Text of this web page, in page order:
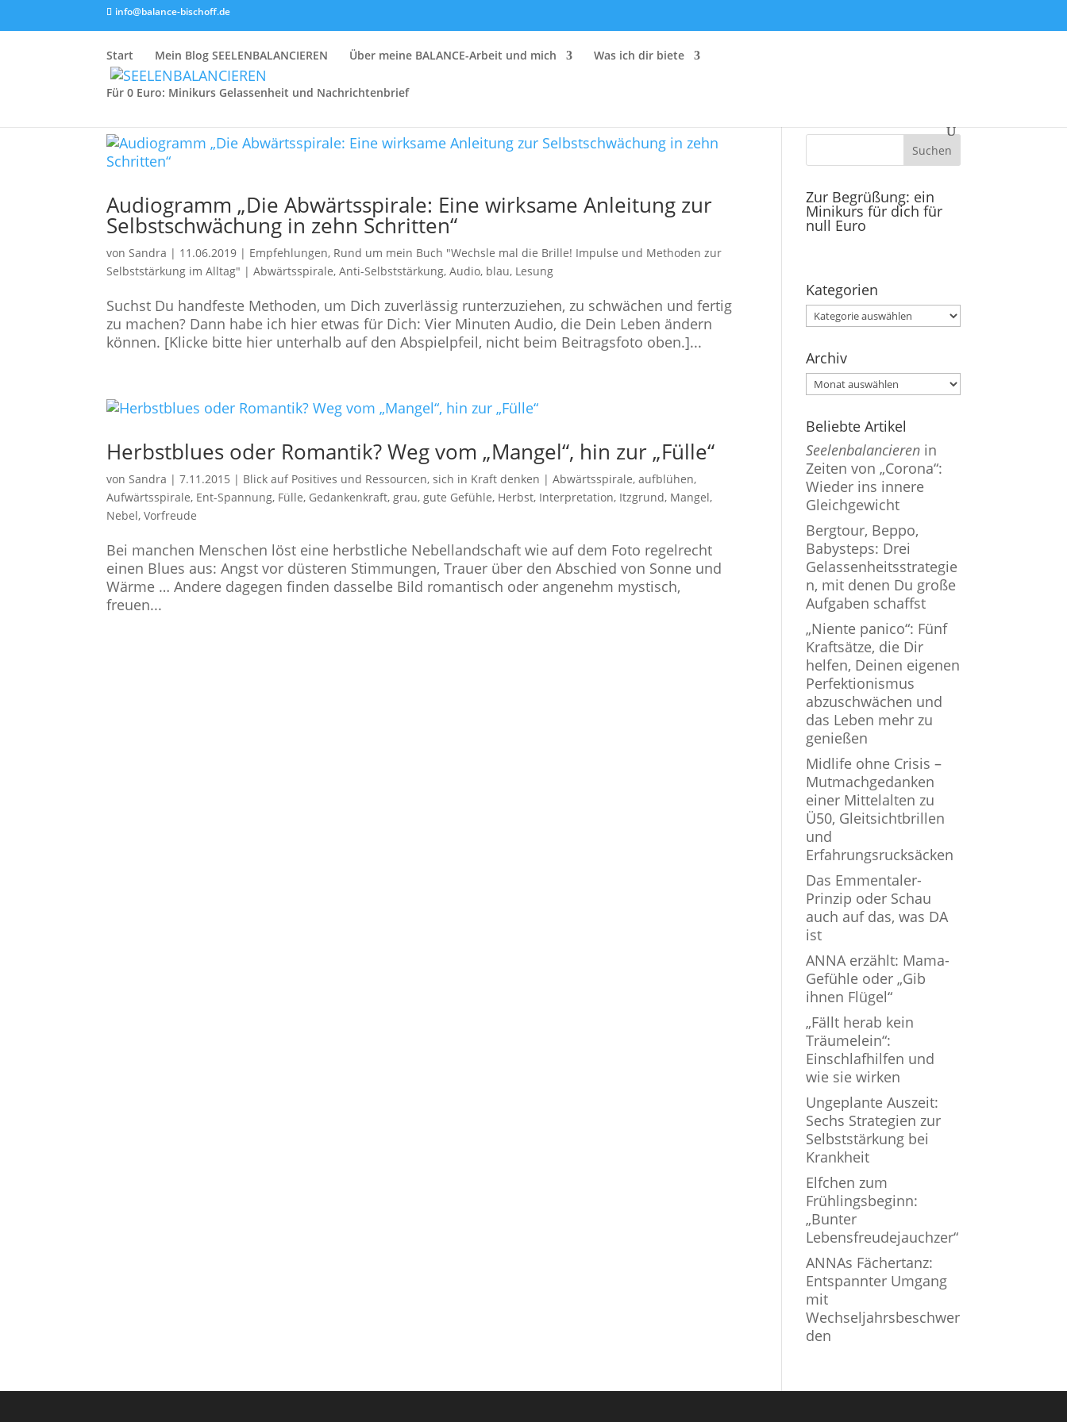
info@balance-bischoff.de
Start Mein Blog SEELENBALANCIEREN Über meine BALANCE-Arbeit und mich Was ich dir biete
Für 0 Euro: Minikurs Gelassenheit und Nachrichtenbrief
Audiogramm „Die Abwärtsspirale: Eine wirksame Anleitung zur
Selbstschwächung in zehn Schritten“
vonSandra | 11.06.2019 | Empfehlungen, Rund um mein Buch "Wechsle mal die Brille! Impulse und Methoden zur
Selbststärkung im Alltag" |Abwärtsspirale,Anti-Selbststärkung,Audio, blau, Lesung
Suchst Du handfeste Methoden, um Dich zuverlässig runterzuziehen, zu schwächen und fertig
zu machen? Dann habe ich hier etwas für Dich: Vier Minuten Audio, die Dein Leben ändern
können. [Klicke bitte hier unterhalb auf den Abspielpfeil, nicht beim Beitragsfoto oben.]...
Herbstblues oder Romantik? Weg vom „Mangel“, hin zur „Fülle“
vonSandra |7.11.2015 | Blick auf Positives und Ressourcen,sich in Kraft denken |Abwärtsspirale,aufblühen,
Aufwärtsspirale, Ent-Spannung, Fülle, Gedankenkraft,grau,gute Gefühle, Herbst, Interpretation, Itzgrund, Mangel,
Nebel,Vorfreude
Bei manchen Menschen löst eine herbstliche Nebellandschaft wie auf dem Foto regelrecht
einen Blues aus: Angst vor düsteren Stimmungen, Trauer über den Abschied von Sonne und
Wärme … Andere dagegen finden dasselbe Bild romantisch oder angenehm mystisch,
freuen...
Zur Begrüßung: ein
Minikurs für dich für
null Euro
Kategorien
Kategorien
Archiv
Archiv
Beliebte Artikel
Seelenbalancieren in
Zeiten von „Corona“:
Wieder ins innere
Gleichgewicht
Bergtour, Beppo,
Babysteps: Drei
Gelassenheitsstrategie
n, mit denen Du große
Aufgaben schaffst
„Niente panico“: Fünf
Kraftsätze, die Dir
helfen, Deinen eigenen
Perfektionismus
abzuschwächen und
das Leben mehr zu
genießen
Midlife ohne Crisis –
Mutmachgedanken
einer Mittelalten zu
Ü50, Gleitsichtbrillen
und
Erfahrungsrucksäcken
Das Emmentaler-
Prinzip oder Schau
auch auf das, was DA
ist
ANNA erzählt: Mama-
Gefühle oder „Gib
ihnen Flügel“
„Fällt herab kein
Träumelein“:
Einschlafhilfen und
wie sie wirken
Ungeplante Auszeit:
Sechs Strategien zur
Selbststärkung bei
Krankheit
Elfchen zum
Frühlingsbeginn:
„Bunter
Lebensfreudejauchzer“
ANNAs Fächertanz:
Entspannter Umgang
mit
Wechseljahrsbeschwer
den